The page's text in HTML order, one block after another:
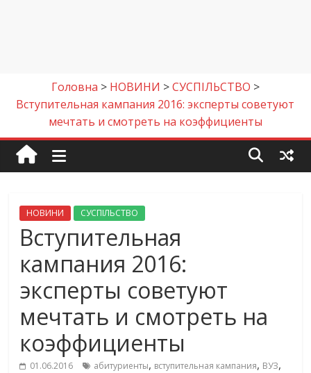
Головна > НОВИНИ >СУСПІЛЬСТВО >
Вступительная кампания 2016: эксперты советуют
мечтать и смотреть на коэффициенты
НОВИНИ СУСПІЛЬСТВО
Вступительная
кампания 2016:
эксперты советуют
мечтать и смотреть на
коэффициенты
01.06.2016 абитуриенты, вступительная кампания, ВУЗ,